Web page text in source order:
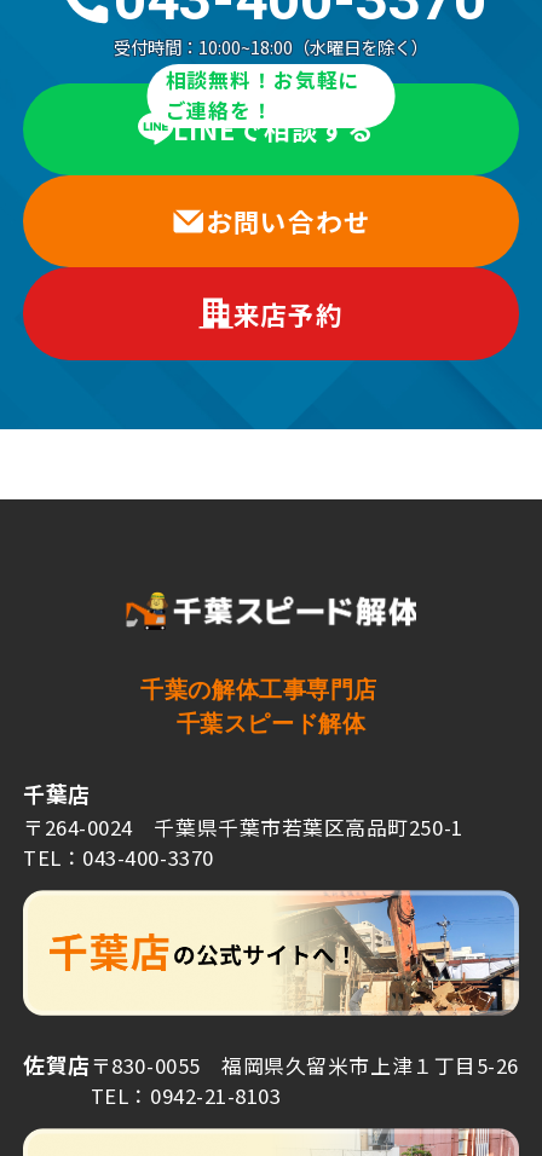
いすみ市 成田市
市川市
館山市
柏市
茂原市
船橋市
八街市
鎌ケ谷市
匝瑳郡横芝光町
大網白里市
受付時間： 10:00~18:00（水曜日を除く）
相談無料！お気軽に
ご連絡を！
LINEで相談する
お問い合わせ
来店予約
千葉の解体工事専門店
千葉スピード解体
千葉店
〒264-0024 千葉県千葉市若葉区高品町250-1
TEL：043-400-3370
佐賀店〒830-0055 福岡県久留米市上津１丁目5-26
TEL：0942-21-8103